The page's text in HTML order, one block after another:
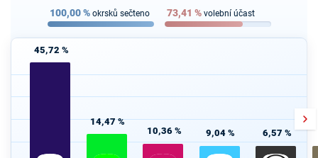
100,00% okrsků sečteno 73,41 % volební účast
45,72 %
14,47 %
10,36 % 9,04 % 6,57 %